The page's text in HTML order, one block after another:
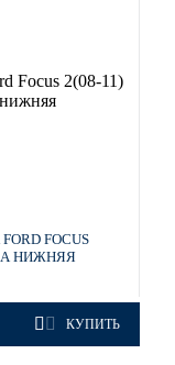
FOCUS
НИЖНЯЯ
КУПИТЬ